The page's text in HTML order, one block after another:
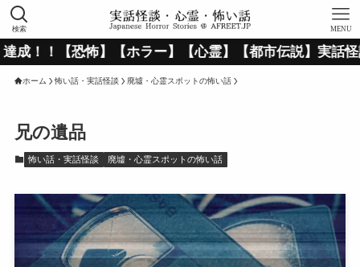
検索 MENU
ラー】【心霊】【都市伝説】実話怪談＆怖い話の＜
ホーム 怖い話・実話怪談 廃墟・心霊スポットの怖い話
兄の遺品
怖い話・実話怪談 廃墟・心霊スポットの怖い話